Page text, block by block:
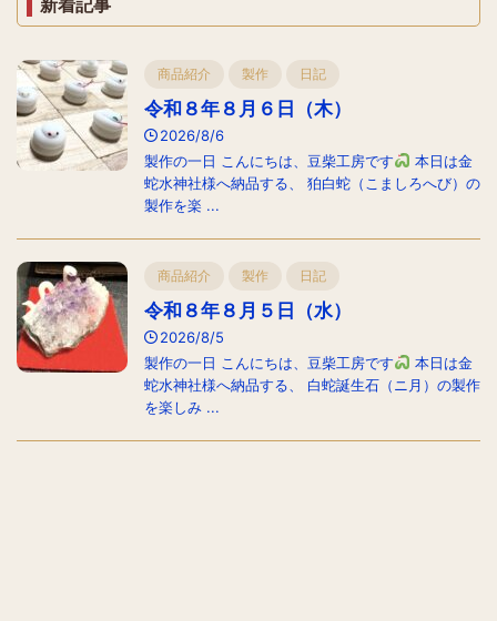
新着記事
商品紹介 製作 日記
令和８年８月６日（木）
2026/8/6
製作の一日 こんにちは、豆柴工房です
本日は金
蛇水神社様へ納品する、 狛白蛇（こましろへび）の
製作を楽 ...
商品紹介 製作 日記
令和８年８月５日（水）
2026/8/5
製作の一日 こんにちは、豆柴工房です
本日は金
蛇水神社様へ納品する、 白蛇誕生石（ニ月）の製作
を楽しみ ...